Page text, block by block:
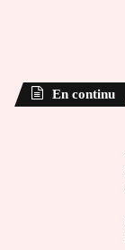
En continu